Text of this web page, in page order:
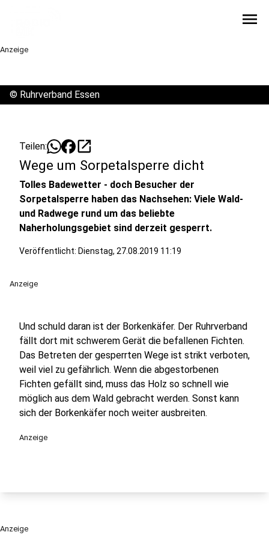
menu
Anzeige
© Ruhrverband Essen
Teilen: open_in_new
Wege um Sorpetalsperre dicht
Tolles Badewetter - doch Besucher der
Sorpetalsperre haben das Nachsehen: Viele Wald-
und Radwege rund um das beliebte
Naherholungsgebiet sind derzeit gesperrt.
Veröffentlicht: Dienstag, 27.08.2019 11:19
Anzeige
Und schuld daran ist der Borkenkäfer. Der Ruhrverband
fällt dort mit schwerem Gerät die befallenen Fichten.
Das Betreten der gesperrten Wege ist strikt verboten,
weil viel zu gefährlich. Wenn die abgestorbenen
Fichten gefällt sind, muss das Holz so schnell wie
möglich aus dem Wald gebracht werden. Sonst kann
sich der Borkenkäfer noch weiter ausbreiten.
Anzeige
Anzeige